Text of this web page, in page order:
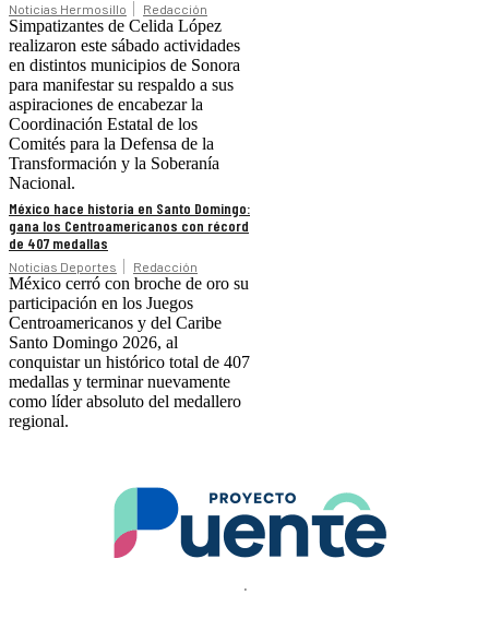
Noticias Hermosillo Redacción
Simpatizantes de Celida López
realizaron este sábado actividades
en distintos municipios de Sonora
para manifestar su respaldo a sus
aspiraciones de encabezar la
Coordinación Estatal de los
Comités para la Defensa de la
Transformación y la Soberanía
Nacional.
México hace historia en Santo Domingo:
gana los Centroamericanos con récord
de 407 medallas
Noticias Deportes Redacción
México cerró con broche de oro su
participación en los Juegos
Centroamericanos y del Caribe
Santo Domingo 2026, al
conquistar un histórico total de 407
medallas y terminar nuevamente
como líder absoluto del medallero
regional.
.